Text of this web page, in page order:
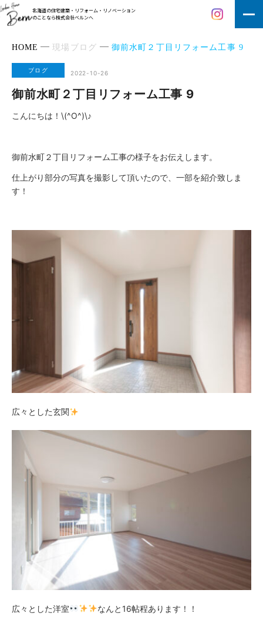
北海道の住宅建築・リフォーム・リノベーション
のことなら株式会社ベルンへ
HOME 現場ブログ 御前水町２丁目リフォーム工事 9
ブログ 2022-10-26
御前水町２丁目リフォーム工事 9
こんにちは！\(^O^)\♪
御前水町２丁目リフォーム工事の様子をお伝えします。
仕上がり部分の写真を撮影して頂いたので、一部を紹介致しま
す！
広々とした玄関
広々とした洋室 なんと16帖程あります！！